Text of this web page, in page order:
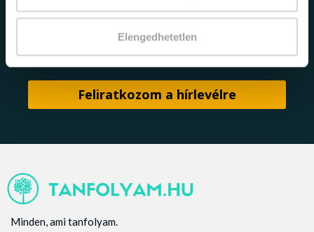
Elengedhetetlen
adatkezelési tájékoztatóban
Minden, ami tanfolyam.